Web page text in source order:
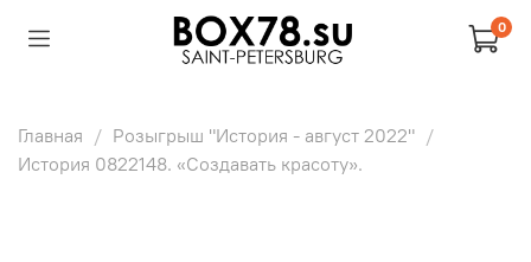
0
Главная
Розыгрыш "История - август 2022"
История 0822148. «Создавать красоту».